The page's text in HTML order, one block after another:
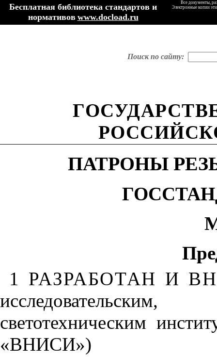
Бесплатная библиотека стандартов и
нормативов www.docload.ru
Все документы,
Электронные копии
Поиск по сайту:
ПАТРОНЫ
1 РАЗРАБОТАН И
исследовательским,
светотехническим
«ВНИСИ»)